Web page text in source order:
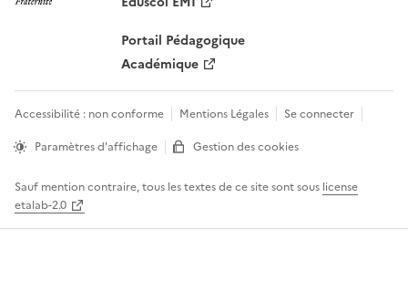
Portail Pédagogique
Académique
Accessibilité : non conforme Mentions Légales
Se connecter
Paramètres d'affichage
Gestion des cookies
Sauf mention contraire, tous les textes de ce site sont sous license
etalab-2.0